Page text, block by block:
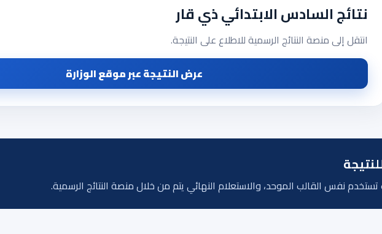
نتائج السادس الابتدائي ذي قار
انتقل إلى منصة النتائج الرسمية للاطلاع على النتيجة.
عرض النتيجة عبر موقع الوزارة
نفس القالب الموحد، والاستعلام النهائي يتم من خلال منصة النتائج الرسمية.